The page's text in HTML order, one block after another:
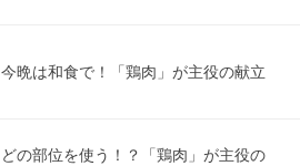
今晩は和食で！「鶏肉」が主役の献立
どの部位を使う！？「鶏肉」が主役の